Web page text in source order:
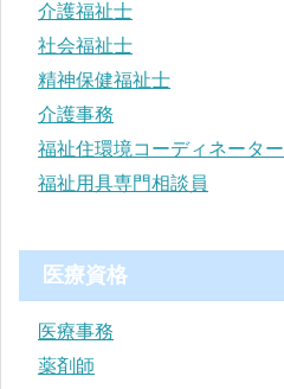
介護福祉士
社会福祉士
精神保健福祉士
介護事務
福祉住環境コーディネーター
福祉用具専門相談員
医療資格
医療事務
薬剤師